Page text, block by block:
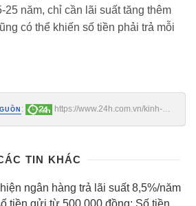
25 năm, chỉ cần lãi suất tăng thêm
có thể khiến số tiền phải trả mỗi
:
https://www.24h.com.vn/kinh-
TIN KHÁC
ngân hàng trả lãi suất 8,5%/năm
tiền gửi từ 500.000 đồng: Số tiền về